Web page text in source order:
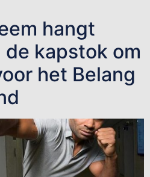
hangt
kapstok om
het Belang